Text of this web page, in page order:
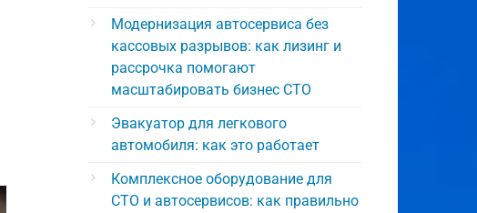
Модернизация автосервиса без
кассовых разрывов: как лизинг и
рассрочка помогают
масштабировать бизнес СТО
Эвакуатор для легкового
автомобиля: как это работает
Комплексное оборудование для
СТО и автосервисов: как правильно